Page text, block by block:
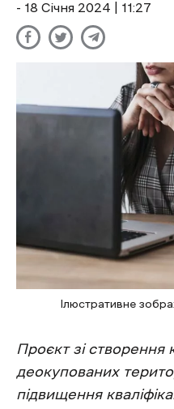
- 18 Січня 2024 | 11:27
Ілюстративне
Проєкт зі створення
деокупованих
підвищення